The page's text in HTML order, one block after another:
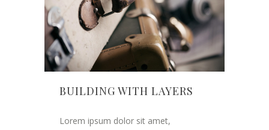
BUILDING WITH LAYERS
Lorem ipsum dolor sit amet,